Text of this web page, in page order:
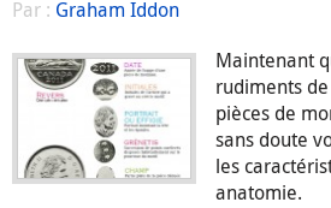
Par : Graham Iddon
Maintenant
rudiments
pièces de
sans doute
les
anatomie.